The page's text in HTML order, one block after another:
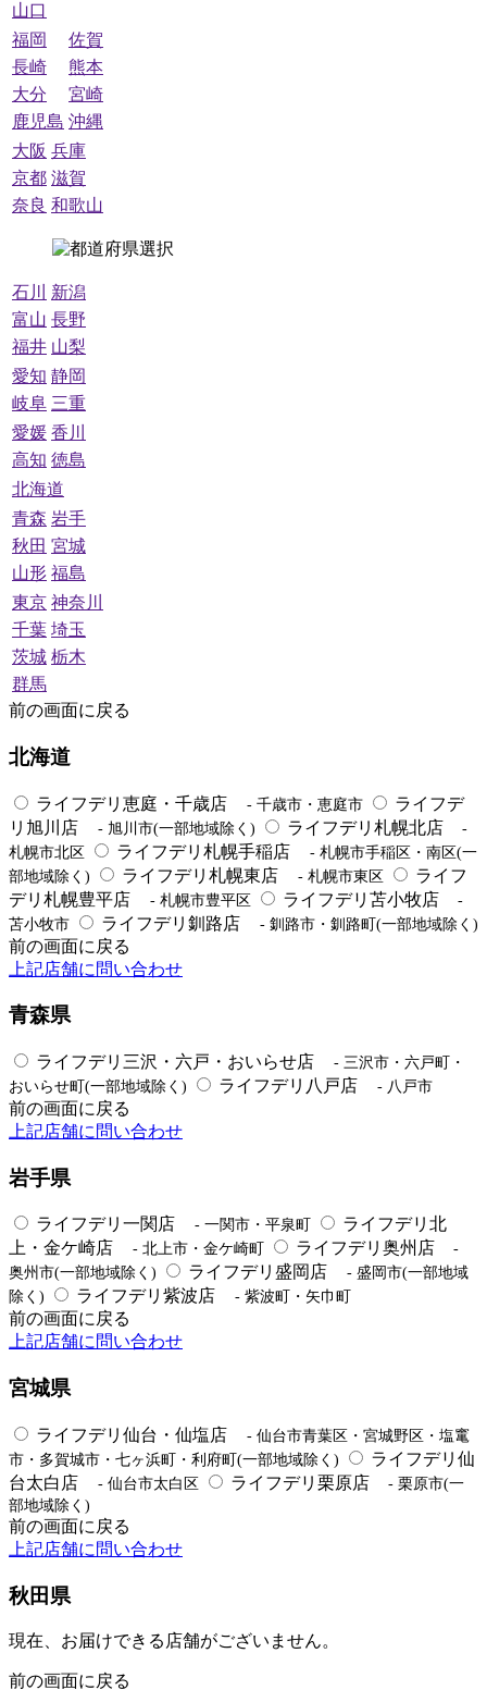
山口
福岡
佐賀
長崎
熊本
大分
宮崎
鹿児島 沖縄
大阪 兵庫
京都 滋賀
奈良 和歌山
石川
新潟
富山 長野
福井 山梨
愛知 静岡
岐阜 三重
愛媛 香川
高知 徳島
北海道
青森 岩手
秋田 宮城
山形 福島
東京 神奈川
千葉 埼玉
茨城 栃木
群馬
前の画面に戻る
北海道
ライフデリ恵庭・千歳店 - 千歳市・恵庭市
ライフデ
リ旭川店
- 旭川市(一部地域除く) ライフデリ札幌北店
-
札幌市北区
ライフデリ札幌手稲店
- 札幌市手稲区・南区(一
部地域除く)
ライフデリ札幌東店 - 札幌市東区
ライフ
デリ札幌豊平店
- 札幌市豊平区 ライフデリ苫小牧店
-
苫小牧市
ライフデリ釧路店 - 釧路市・釧路町(一部地域除く)
前の画面に戻る
上記店舗に問い合わせ
青森県
ライフデリ三沢・六戸・おいらせ店
- 三沢市・六戸町・
おいらせ町(一部地域除く)
ライフデリ八戸店 - 八戸市
前の画面に戻る
上記店舗に問い合わせ
岩手県
ライフデリ一関店 - 一関市・平泉町
ライフデリ北
上・金ケ崎店
- 北上市・金ケ崎町 ライフデリ奥州店
-
奥州市(一部地域除く)
ライフデリ盛岡店
- 盛岡市(一部地域
除く)
ライフデリ紫波店 - 紫波町・矢巾町
前の画面に戻る
上記店舗に問い合わせ
宮城県
ライフデリ仙台・仙塩店
- 仙台市青葉区・宮城野区・塩竃
市・多賀城市・七ヶ浜町・利府町(一部地域除く)
ライフデリ仙
台太白店
- 仙台市太白区 ライフデリ栗原店
- 栗原市(一
部地域除く)
前の画面に戻る
上記店舗に問い合わせ
秋田県
現在、お届けできる店舗がございません。
前の画面に戻る